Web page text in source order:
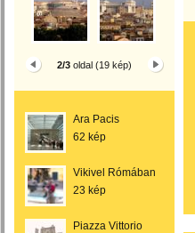
2/3 oldal (19 kép)
Ara Pacis
62 kép
Vikivel Rómában
23 kép
Piazza Vittorio